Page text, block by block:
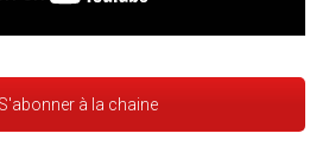
S'abonner à la chaine